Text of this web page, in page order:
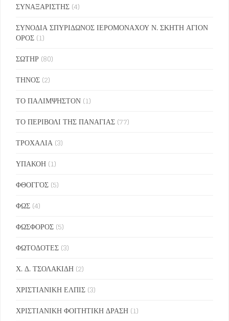
ΣΥΝΑΞΑΡΙΣΤΗΣ (4)
ΣΥΝΟΔΙΑ ΣΠΥΡΙΔΩΝΟΣ ΙΕΡΟΜΟΝΑΧΟΥ Ν. ΣΚΗΤΗ ΑΓΙΟΝ
ΟΡΟΣ (1)
ΣΩΤΗΡ (80)
ΤΗΝΟΣ (2)
ΤΟ ΠΑΛΙΜΨΗΣΤΟΝ (1)
ΤΟ ΠΕΡΙΒΟΛΙ ΤΗΣ ΠΑΝΑΓΙΑΣ (77)
ΤΡΟΧΑΛΙΑ (3)
ΥΠΑΚΟΗ (1)
ΦΘΟΓΓΟΣ (5)
ΦΩΣ (4)
ΦΩΣΦΟΡΟΣ (5)
ΦΩΤΟΔΟΤΕΣ (3)
Χ. Δ. ΤΣΟΛΑΚΙΔΗ (2)
ΧΡΙΣΤΙΑΝΙΚΗ ΕΛΠΙΣ (3)
ΧΡΙΣΤΙΑΝΙΚΗ ΦΟΙΤΗΤΙΚΗ ΔΡΑΣΗ (1)